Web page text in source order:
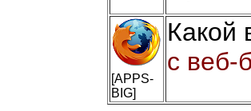
[APPS-
BIG]
Какой
с веб-